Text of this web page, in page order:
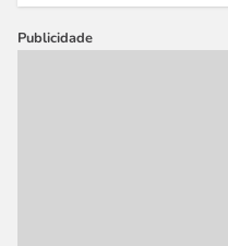
Publicidade